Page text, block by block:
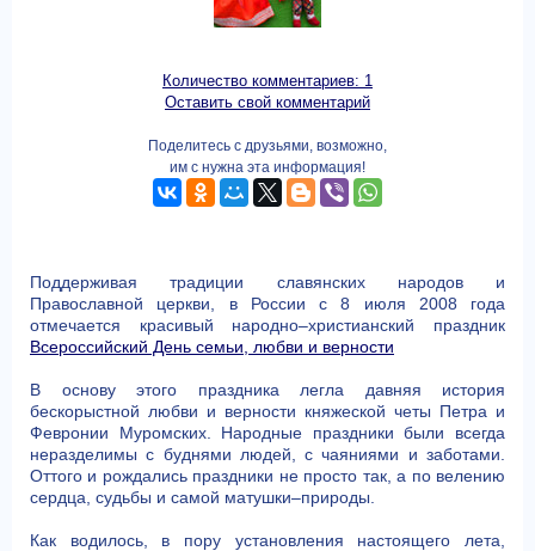
Количество комментариев: 1
Оставить свой комментарий
Поделитесь с друзьями, возможно,
им с нужна эта информация!
Поддерживая традиции славянских народов и
Православной церкви, в России с 8 июля 2008 года
отмечается красивый народно–христианский праздник
Всероссийский День семьи, любви и верности
В основу этого праздника легла давняя история
бескорыстной любви и верности княжеской четы Петра и
Февронии Муромских. Народные праздники были всегда
неразделимы с буднями людей, с чаяниями и заботами.
Оттого и рождались праздники не просто так, а по велению
сердца, судьбы и самой матушки–природы.
Как водилось, в пору установления настоящего лета,